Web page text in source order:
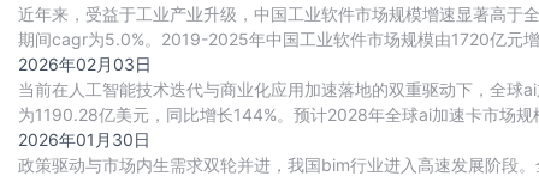
近年来，受益于工业产业升级，中国工业软件市场规模增速显著高
期间cagr为5.0%。2019-2025年中国工业软件市场规模由1720亿元
2026年02月03日
当前在人工智能技术迭代与商业化应用加速落地的双重驱动下，全
为1190.28亿美元，同比增长144%。预计2028年全球ai加速卡市场
2026年01月30日
政策驱动与市场内生需求双轮并进，我国bim行业进入高速发展阶段